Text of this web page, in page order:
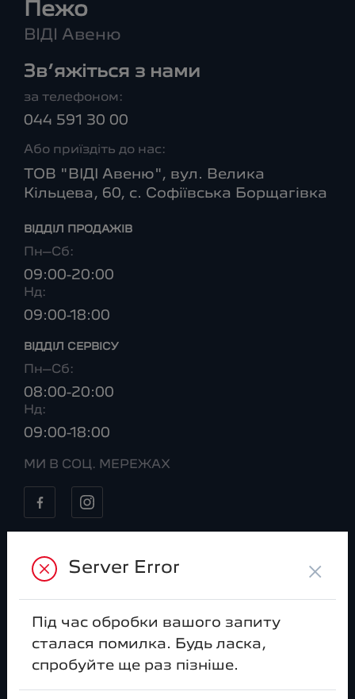
Пежо
ВІДІ Авеню
Зв’яжіться з нами
за телефоном:
044 591 30 00
Або приїздіть до нас:
ТОВ "ВІДІ Авеню", вул. Велика
Кільцева, 60, с. Софіївська Борщагівка
ВІДДІЛ ПРОДАЖІВ
Пн–Сб:
09:00-20:00
Нд:
09:00-18:00
ВІДДІЛ CЕРВІСУ
Пн–Сб:
08:00-20:00
Нд:
09:00-18:00
МИ В СОЦ. МЕРЕЖАХ
Peugeot 408
Peugeot 3008 Peugeot e-3008
Peugeot 5008 Peugeot e-5008
Peugeot
LANDTREK
Peugeot
Server Error ×
Під час обробки вашого запиту
сталася помилка. Будь ласка,
спробуйте ще раз пізніше.